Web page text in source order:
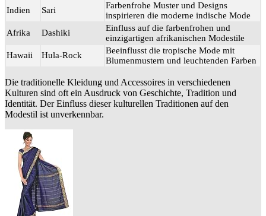
Indien Sari
Farbenfrohe Muster und Designs
inspirieren die moderne indische Mode
Afrika
Dashiki
Einfluss auf die farbenfrohen und
einzigartigen afrikanischen Modestile
Hawaii
Hula-Rock
Beeinflusst die tropische Mode mit
Blumenmustern und leuchtenden Farben
Die traditionelle Kleidung und Accessoires in verschiedenen
Kulturen sind oft ein Ausdruck von Geschichte, Tradition und
Identität. Der Einfluss dieser kulturellen Traditionen auf den
Modestil ist unverkennbar.